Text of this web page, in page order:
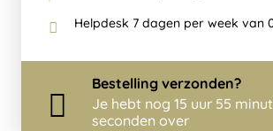
Helpdesk 7 dagen per week van
Bestelling verzonden?
Je hebt nog 15 uur 55
seconden over